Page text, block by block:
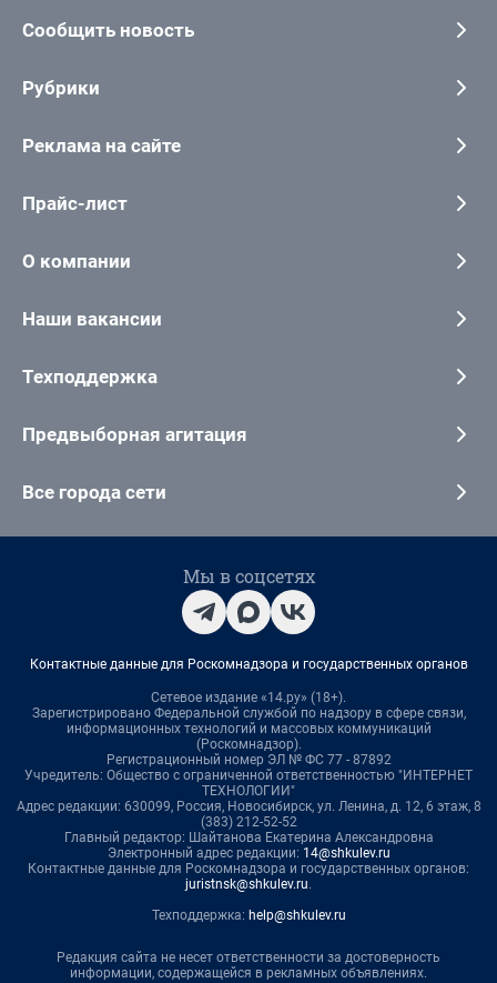
Сообщить новость
Рубрики
Реклама на сайте
Прайс-лист
О компании
Наши вакансии
Техподдержка
Предвыборная агитация
Все города сети
Мы в соцсетях
Контактные данные для Роскомнадзора и государственных органов
Сетевое издание «14.ру» (18+).
Зарегистрировано Федеральной службой по надзору в сфере связи,
информационных технологий и массовых коммуникаций
(Роскомнадзор).
Регистрационный номер ЭЛ № ФС 77 - 87892
Учредитель: Общество с ограниченной ответственностью "ИНТЕРНЕТ
ТЕХНОЛОГИИ"
Адрес редакции: 630099, Россия, Новосибирск, ул. Ленина, д. 12, 6 этаж, 8
(383) 212-52-52
Главный редактор: Шайтанова Екатерина Александровна
Электронный адрес редакции: 14@shkulev.ru
Контактные данные для Роскомнадзора и государственных органов:
juristnsk@shkulev.ru.
Техподдержка: help@shkulev.ru
Редакция сайта не несет ответственности за достоверность
информации, содержащейся в рекламных объявлениях.